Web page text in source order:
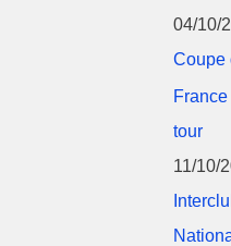
04/10/
Coupe
France
tour
11/10/